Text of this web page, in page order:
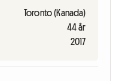
Toronto (Kanada)
44 år
2017